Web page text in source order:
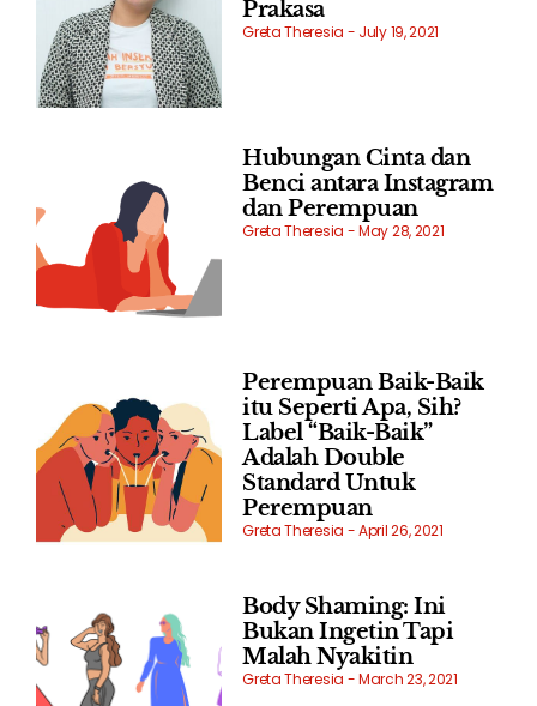
Prakasa
Greta Theresia July 19, 2021
Hubungan Cinta dan
Benci antara Instagram
dan Perempuan
Greta Theresia May 28, 2021
Perempuan Baik-Baik
itu Seperti Apa, Sih?
Label “Baik-Baik”
Adalah Double
Standard Untuk
Perempuan
Greta Theresia April 26, 2021
Body Shaming: Ini
Bukan Ingetin Tapi
Malah Nyakitin
Greta Theresia March 23, 2021